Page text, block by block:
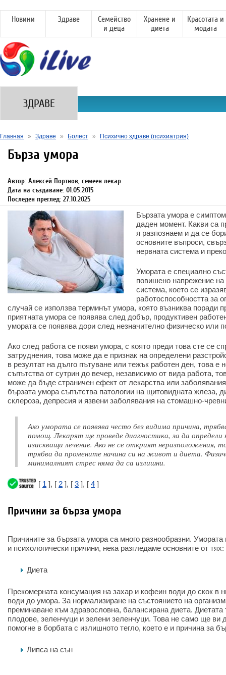
Новини Здраве
Семейство
и деца
Хранене и
диета
Красотата и
модата
ЗДРАВЕ
Главная » Здраве » Болест » Психично здраве (психиатрия)
Бърза умора
Автор: Алексей Портнов, семеен лекар
Дата на създаване: 01.05.2015
Последен преглед: 27.10.2025
Бързата умора е
даден момент. Какви са
я разпознаем и да се
основните въпроси,
нервната система и
Умората е специално
повишено напрежение
система, което се
работоспособността за
случай се използва терминът умора, която възниква поради
приятната умора се появява след добър, продуктивен
умората се появява дори след незначително физическо или
Ако след работа се появи умора, с която преди това сте се
затруднения, това може да е признак на определени
в резултат на дълго пътуване или тежък работен ден, това е
съпътства от сутрин до вечер, независимо от вида работа,
може да бъде страничен ефект от лекарства или
бързата умора съпътства патологии на щитовидната жлеза,
склероза, депресия и язвени заболявания на стомашно-
Ако умората се появява често без видима причина,
помощ. Лекарят ще проведе диагностика, за да определи
изискващи лечение. Ако не се открият неразположения,
трябва да промените начина си на живот и диета.
минималният стрес няма да са излишни.
[ 1 ], [ 2 ], [ 3 ], [ 4 ]
Причини за бърза умора
Причините за бързата умора са много разнообразни.
и психологически причини, нека разгледаме основните от тях:
Диета
Прекомерната консумация на захар и кофеин води до скок в
води до умора. За нормализиране на състоянието на
преминаване към здравословна, балансирана диета.
плодове, зеленчуци и зелени зеленчуци. Това не само ще ви
помогне в борбата с излишното тегло, което е и причина за
Липса на сън